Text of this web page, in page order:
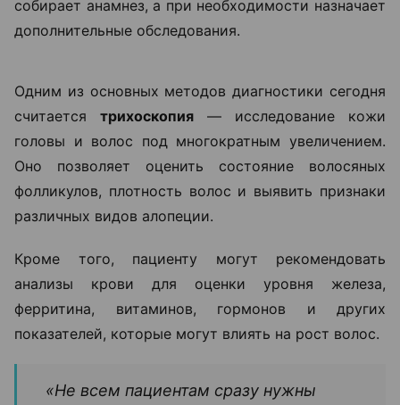
облысения, откладывать визит к
специалисту не стоит. Чем раньше
возможностей повлиять на
ситуацию», —объясняет Ольга
Кудаленкина.
Столкнувшись с выпадением волос, многие
начинают искать решение самостоятельно:
Однако такой подход далеко не всегда дает